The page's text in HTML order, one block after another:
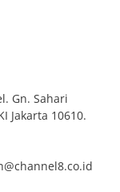
Gn. Sahari
Jakarta 10610.